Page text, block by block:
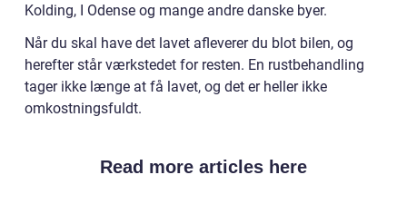
Kolding, I Odense og mange andre danske byer.
Når du skal have det lavet afleverer du blot bilen, og
herefter står værkstedet for resten. En rustbehandling
tager ikke længe at få lavet, og det er heller ikke
omkostningsfuldt.
Read more articles here